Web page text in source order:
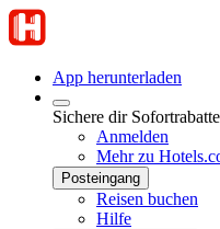
App herunterladen
Sichere dir
Anmelden
Mehr zu
Posteingang
Reisen buchen
Hilfe